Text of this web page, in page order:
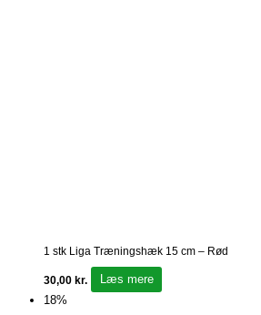
1 stk Liga Træningshæk 15 cm – Rød
30,00 kr.
Læs mere
18%